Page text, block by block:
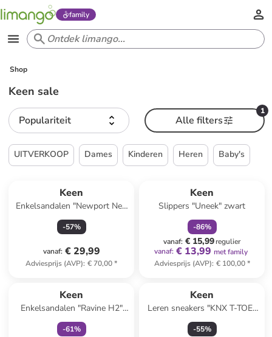
family
Shop
Keen sale
Populariteit
1
Alle filters
UITVERKOOP Dames Kinderen Heren Baby's
Keen
Enkelsandalen "Newport Neo
H2" antraciet
-57%
vanaf: € 29,99
Adviesprijs (AVP): € 70,00*
Keen
Slippers "Uneek" zwart
-86%
vanaf: € 15,99regulier
vanaf: € 13,99 met family
Adviesprijs (AVP): € 100,00*
Keen
Enkelsandalen "Ravine H2"
zwart/lila
-61%
Keen
Leren sneakers "KNX T-TOE"
mintgroen
-55%